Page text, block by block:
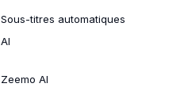
Sous-titres automatiques
AI
Zeemo AI